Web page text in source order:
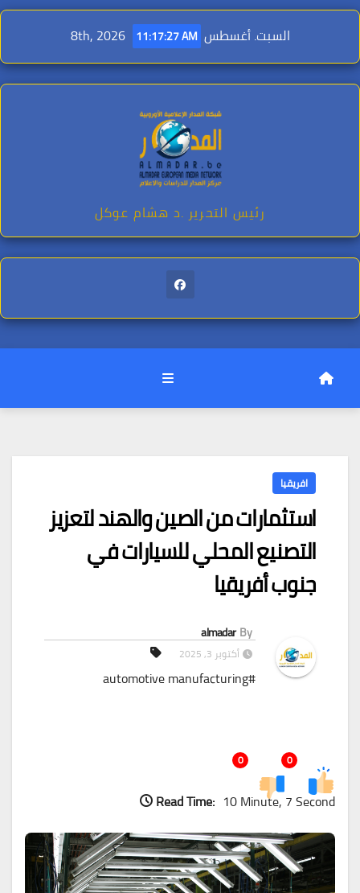
Skip
content
السبت. أغسطس 8th, 2026 11:17:28 AM
رئيس التحرير .د هشام عوكل
افريقيا
استثمارات من الصين والهند لتعزيز
التصنيع المحلي للسيارات في
جنوب أفريقيا
By
almadar
أكتوبر 3, 2025
#automotive manufacturing
0
0
Read Time: 10 Minute, 7 Second